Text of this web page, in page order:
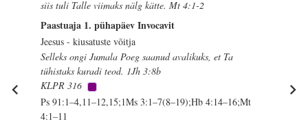
siis tuli Talle viimaks nälg kätte. Mt 4:1-2
Paastuaja 1. pühapäev Invocavit
Jeesus - kiusatuste võitja
Selleks ongi Jumala Poeg saanud avalikuks, et Ta
tühistaks kuradi teod. 1Jh 3:8b
KLPR 316
Ps 91:1–4,11–12,15;1Ms 3:1–7(8–19);Hb 4:14–16;Mt
4:1–11